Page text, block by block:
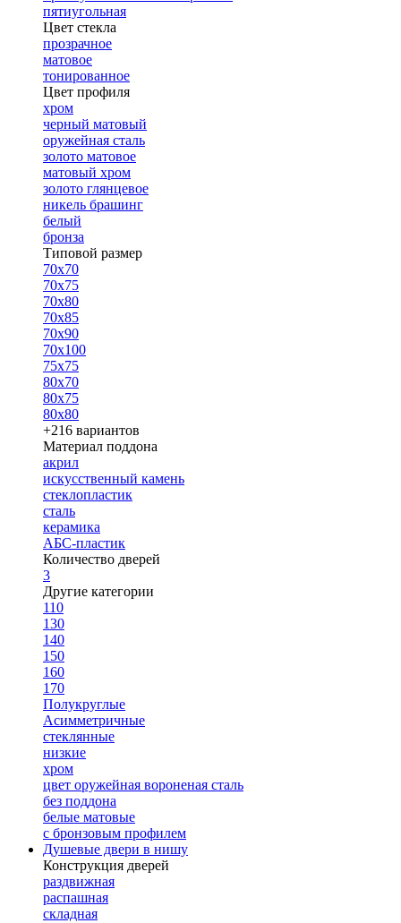
пятиугольная
Цвет стекла
прозрачное
матовое
тонированное
Цвет профиля
хром
черный матовый
оружейная сталь
золото матовое
матовый хром
золото глянцевое
никель брашинг
белый
бронза
Типовой размер
70х70
70х75
70х80
70х85
70х90
70х100
75х75
80х70
80х75
80х80
+216 вариантов
Материал поддона
акрил
искусственный камень
стеклопластик
сталь
керамика
АБС-пластик
Количество дверей
3
Другие категории
110
130
140
150
160
170
Полукруглые
Асимметричные
стеклянные
низкие
хром
цвет оружейная вороненая сталь
без поддона
белые матовые
с бронзовым профилем
Душевые двери в нишу
Конструкция дверей
раздвижная
распашная
складная